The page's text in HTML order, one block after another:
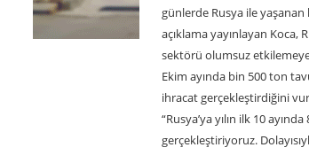
günlerde Rusya ile yaşanan
açıklama yayınlayan Koca,
sektörü olumsuz
Ekim ayında bin 500 ton
ihracat gerçekleştirdiğini
“Rusya’ya yılın ilk 10
gerçekleştiriyoruz.